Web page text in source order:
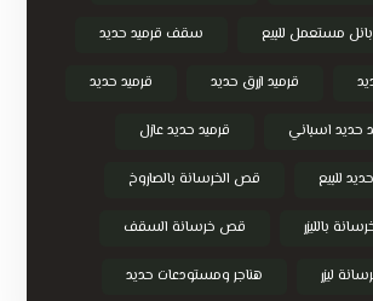
مستعمل للبيع سقف قرميد حديد
قرميد ازرق حديد قرميد حديد
حديد اسباني قرميد حديد عازل
للبيع قص الخرسانة بالصاروخ
بالليزر قص خرسانة السقف
ليزر هناجر ومستودعات حديد